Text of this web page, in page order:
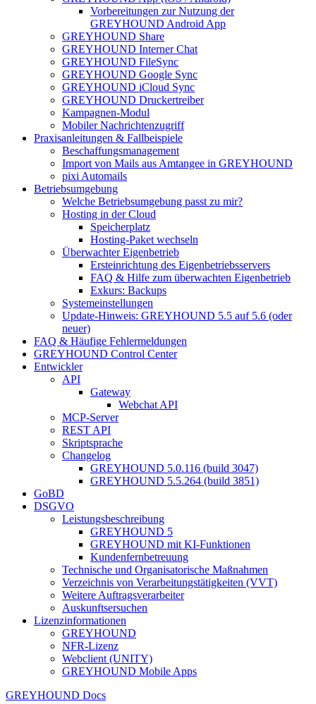
Vorbereitungen zur Nutzung der
GREYHOUND Android App
GREYHOUND Share
GREYHOUND Interner Chat
GREYHOUND FileSync
GREYHOUND Google Sync
GREYHOUND iCloud Sync
GREYHOUND Druckertreiber
Kampagnen-Modul
Mobiler Nachrichtenzugriff
Praxisanleitungen & Fallbeispiele
Beschaffungsmanagement
Import von Mails aus Amtangee in GREYHOUND
pixi Automails
Betriebsumgebung
Welche Betriebsumgebung passt zu mir?
Hosting in der Cloud
Speicherplatz
Hosting-Paket wechseln
Überwachter Eigenbetrieb
Ersteinrichtung des Eigenbetriebsservers
FAQ & Hilfe zum überwachten Eigenbetrieb
Exkurs: Backups
Systemeinstellungen
Update-Hinweis: GREYHOUND 5.5 auf 5.6 (oder
neuer)
FAQ & Häufige Fehlermeldungen
GREYHOUND Control Center
Entwickler
API
Gateway
Webchat API
MCP-Server
REST API
Skriptsprache
Changelog
GREYHOUND 5.0.116 (build 3047)
GREYHOUND 5.5.264 (build 3851)
GoBD
DSGVO
Leistungsbeschreibung
GREYHOUND 5
GREYHOUND mit KI-Funktionen
Kundenfernbetreuung
Technische und Organisatorische Maßnahmen
Verzeichnis von Verarbeitungstätigkeiten (VVT)
Weitere Auftragsverarbeiter
Auskunftsersuchen
Lizenzinformationen
GREYHOUND
NFR-Lizenz
Webclient (UNITY)
GREYHOUND Mobile Apps
GREYHOUND Docs